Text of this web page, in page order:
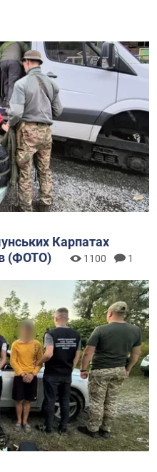
Карпатах
(ФОТО)
1100 1